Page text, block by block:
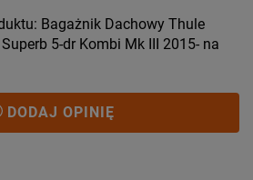
Bagażnik Dachowy Thule
5-dr Kombi Mk III 2015- na
DODAJ OPINIĘ